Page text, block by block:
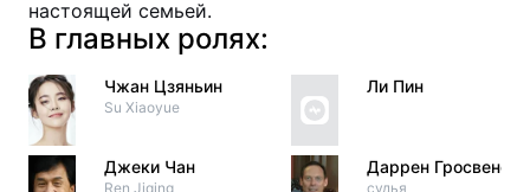
настоящей семьей.
В главных ролях:
Чжан Цзяньин
Su Xiaoyue
Джеки Чан
Ren Jiqing
Ли Пин
Даррен Гросвенор
судья